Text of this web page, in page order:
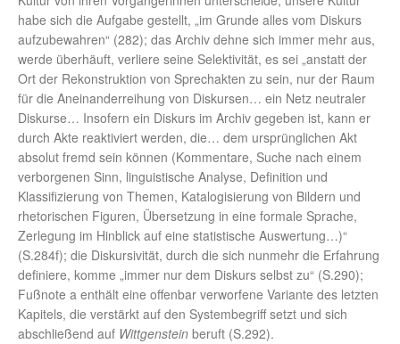
habe sich die Aufgabe gestellt, „im Grunde alles vom Diskurs
aufzubewahren“ (282); das Archiv dehne sich immer mehr aus,
werde überhäuft, verliere seine Selektivität, es sei „anstatt der
Ort der Rekonstruktion von Sprechakten zu sein, nur der Raum
für die Aneinanderreihung von Diskursen… ein Netz neutraler
Diskurse… Insofern ein Diskurs im Archiv gegeben ist, kann er
durch Akte reaktiviert werden, die… dem ursprünglichen Akt
absolut fremd sein können (Kommentare, Suche nach einem
verborgenen Sinn, linguistische Analyse, Definition und
Klassifizierung von Themen, Katalogisierung von Bildern und
rhetorischen Figuren, Übersetzung in eine formale Sprache,
Zerlegung im Hinblick auf eine statistische Auswertung…)“
(S.284f); die Diskursivität, durch die sich nunmehr die Erfahrung
definiere, komme „immer nur dem Diskurs selbst zu“ (S.290);
Fußnote a enthält eine offenbar verworfene Variante des letzten
Kapitels, die verstärkt auf den Systembegriff setzt und sich
abschließend auf Wittgenstein beruft (S.292).